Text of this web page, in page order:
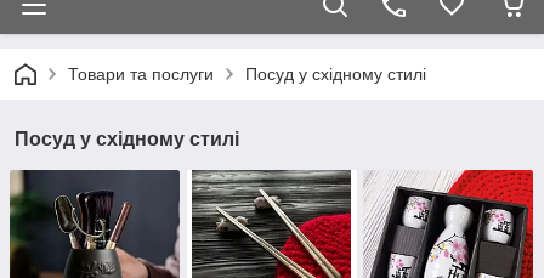
Товари та послуги Посуд у східному стилі
Посуд у східному стилі